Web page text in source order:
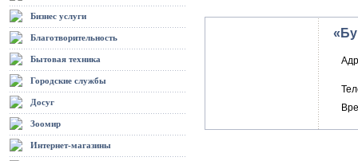
Бизнес услуги
Благотворительность
Бытовая техника
Городские службы
Досуг
Зоомир
Интернет-магазины